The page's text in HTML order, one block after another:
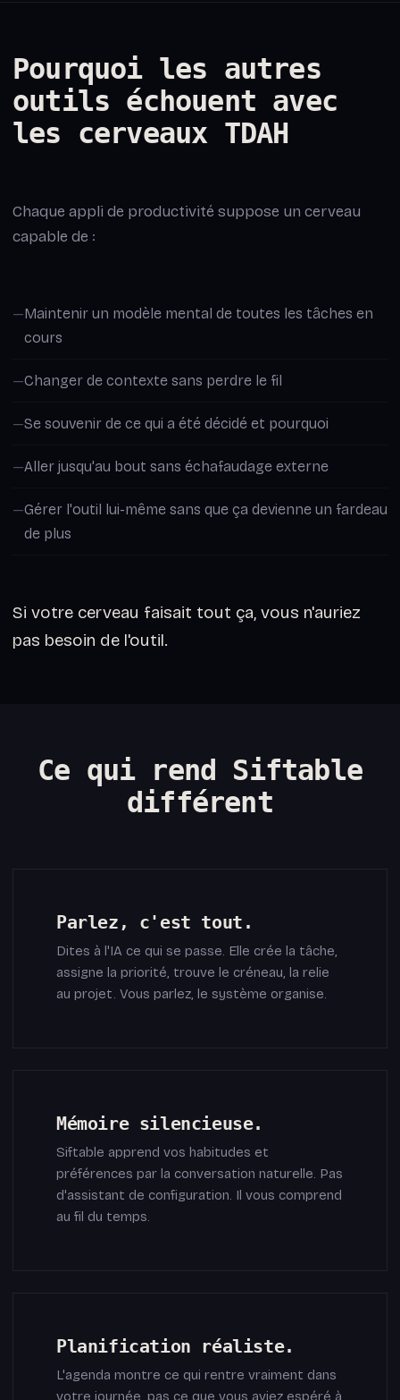
Pourquoi les autres
outils échouent avec
les cerveaux TDAH
Chaque appli de productivité suppose un cerveau
capable de :
Maintenir un modèle mental de toutes les tâches en
cours
Changer de contexte sans perdre le fil
Se souvenir de ce qui a été décidé et pourquoi
Aller jusqu'au bout sans échafaudage externe
Gérer l'outil lui-même sans que ça devienne un fardeau
de plus
Si votre cerveau faisait tout ça, vous n'auriez
pas besoin de l'outil.
Ce qui rend Siftable
différent
Parlez, c'est tout.
Dites à l'IA ce qui se passe. Elle crée la tâche,
assigne la priorité, trouve le créneau, la relie
au projet. Vous parlez, le système organise.
Mémoire silencieuse.
Siftable apprend vos habitudes et
préférences par la conversation naturelle. Pas
d'assistant de configuration. Il vous comprend
au fil du temps.
Planification réaliste.
L'agenda montre ce qui rentre vraiment dans
votre journée, pas ce que vous aviez espéré à